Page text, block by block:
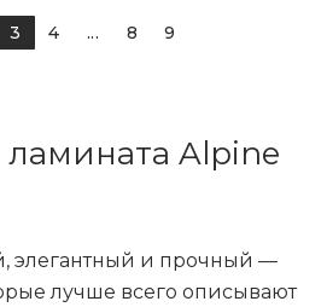
3 4 ... 8 9
Alpine
элегантный и прочный —
лучше всего описывают